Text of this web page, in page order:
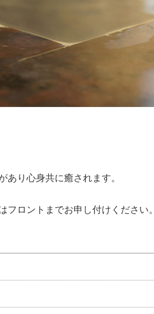
あり心身共に癒されます。
ロントまでお申し付けください。